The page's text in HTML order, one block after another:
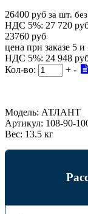
26400 руб за шт.
НДС 5%: 27 720
23760 руб
цена при заказе 5 и
НДС 5%: 24 948
Кол-во:
+ -
Модель: АТЛАНТ
Артикул: 108-90-
Вес: 13.5 кг